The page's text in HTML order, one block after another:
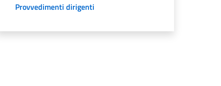
Provvedimenti dirigenti